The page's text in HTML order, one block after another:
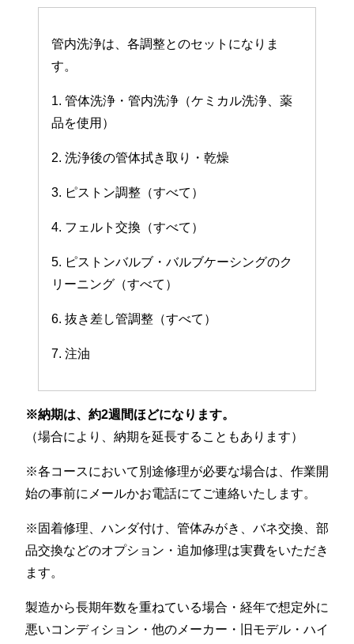
管内洗浄は、各調整とのセットになりま
す。
1. 管体洗浄・管内洗浄（ケミカル洗浄、薬
品を使用）
2. 洗浄後の管体拭き取り・乾燥
3. ピストン調整（すべて）
4. フェルト交換（すべて）
5. ピストンバルブ・バルブケーシングのク
リーニング（すべて）
6. 抜き差し管調整（すべて）
7. 注油
※納期は、約2週間ほどになります。
（場合により、納期を延長することもあります）
※各コースにおいて別途修理が必要な場合は、作業開
始の事前にメールかお電話にてご連絡いたします。
※固着修理、ハンダ付け、管体みがき、バネ交換、部
品交換などのオプション・追加修理は実費をいただき
ます。
製造から長期年数を重ねている場合・経年で想定外に
悪いコンディション・他のメーカー・旧モデル・ハイ